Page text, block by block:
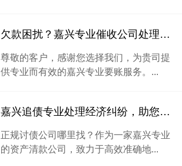
欠款困扰？嘉兴专业催收公司处理大揭秘
尊敬的客户，感谢您选择我们，为贵司提
供专业而有效的嘉兴专业要账服务。...
嘉兴追债专业处理经济纠纷，助您快速取回欠款
正规讨债公司哪里找？作为一家嘉兴专业
的资产清款公司，致力于高效准确地...